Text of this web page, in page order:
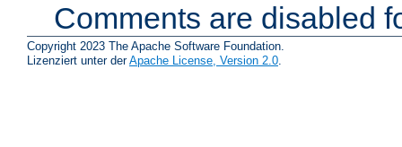
Comments are disabled
Copyright 2023 The Apache Software Foundation.
Lizenziert unter derApache License, Version 2.0